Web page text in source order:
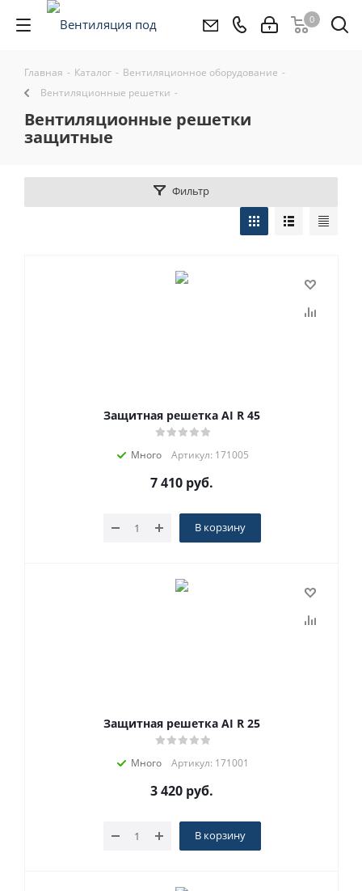
0
Главная - Каталог - Вентиляционное оборудование -
Вентиляционные решетки -
вентиляционные решетки
защитные
Фильтр
Защитная решетка AI R 45
Много Артикул: 171005
7 410 руб.
В корзину
Защитная решетка AI R 25
Много Артикул: 171001
3 420 руб.
В корзину